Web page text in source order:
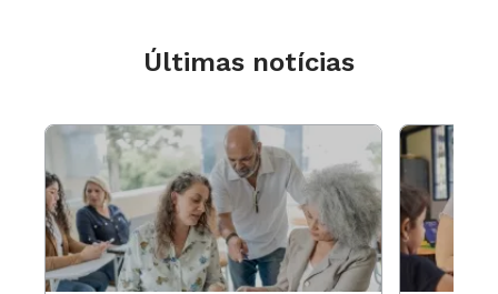
na escola privada, pedagogicamente, a escola
brasileira, que são reveladas também através
dos diagnósticos dados pelo Programa
Internacional de Avaliação de Estudantes
(Pisa).
Escolas privadas x públicas
Últimas notícias